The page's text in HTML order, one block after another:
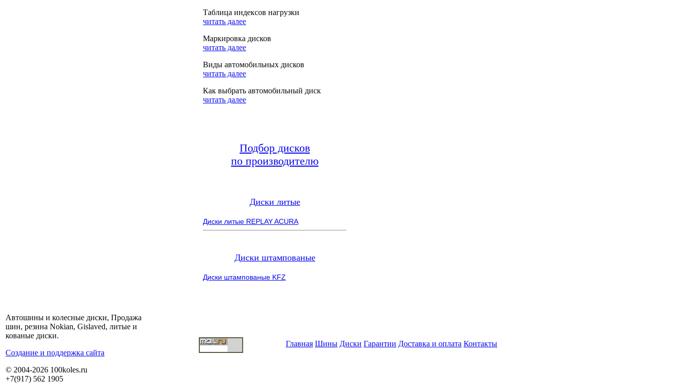
Таблица индексов нагрузки
читать далее
Маркировка дисков
читать далее
Виды автомобильных дисков
читать далее
Как выбрать автомобильный диск
читать далее
Подбор дисков
по производителю
Диски литые
Диски литые REPLAY ACURA
Диски штампованые
Диски штампованые KFZ
Автошины и колесные диски, Продажа
шин, резина Nokian, Gislaved, литые и
кованые диски.
Cоздание и поддержка сайта
© 2004-2026 100koles.ru
+7(917) 562 1905
Главная Шины Диски Гарантии Доставка и оплата Контакты